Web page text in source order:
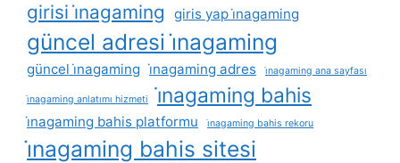
girisi i̇nagaming giris yap i̇nagaming
güncel adresi i̇nagaming
güncel i̇nagaming i̇nagaming adres i̇nagaming ana sayfası
i̇nagaming anlatımı hizmeti i̇nagaming bahis
i̇nagaming bahis platformu i̇nagaming bahis rekoru
i̇nagaming bahis sitesi